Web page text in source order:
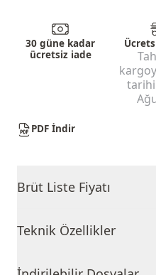
30 güne kadar
ücretsiz iade
PDF İndir
Brüt Liste Fiyatı
Teknik Özellikler